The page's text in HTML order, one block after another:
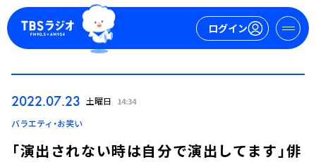
ログイン
ログイン
2022.07.23 土曜日 14:34
バラエティ・お笑い
「演出されない時は自分で演出してます」俳